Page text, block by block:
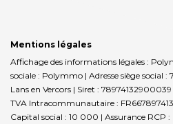
Mentions légales
Affichage des informations légales :
sociale : Polymmo | Adresse siège social
Lans en Vercors | Siret :
TVA Intracommunautaire :
Capital social : 10 000 | Assurance RCP :